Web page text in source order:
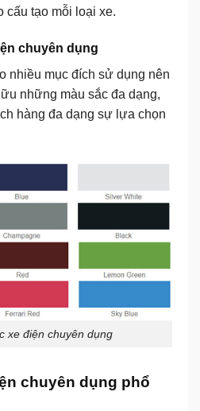
cấu tạo mỗi loại xe.
chuyên dụng
nhiều mục đích sử dụng nên
những màu sắc đa dạng,
hàng đa dạng sự lựa chọn
xe điện chuyên dụng
chuyên dụng phổ